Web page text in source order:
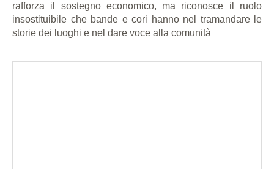
rafforza il sostegno economico, ma riconosce il ruolo
insostituibile che bande e cori hanno nel tramandare le
storie dei luoghi e nel dare voce alla comunità